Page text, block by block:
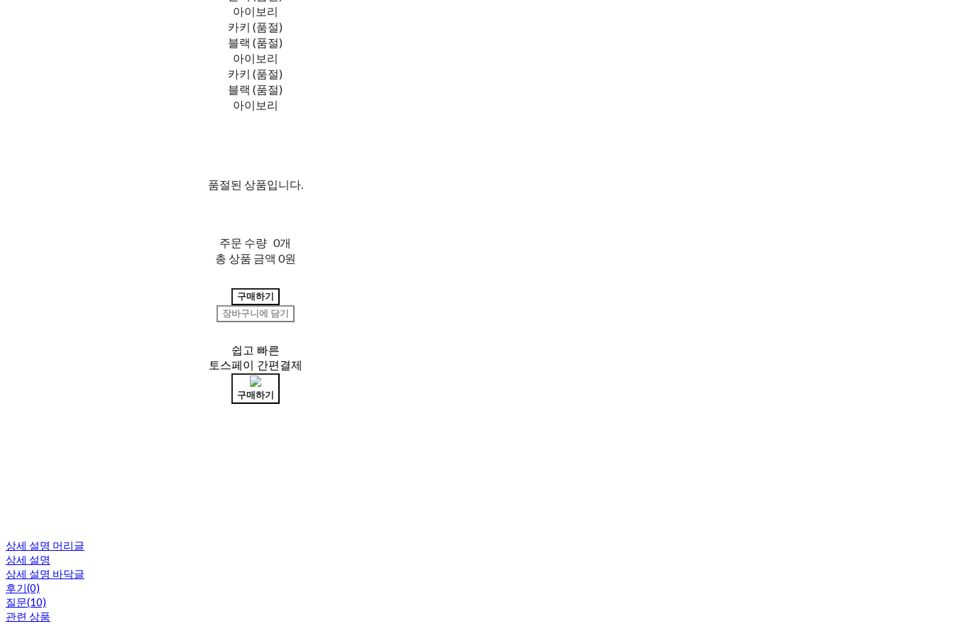
아이보리
카키 (품절)
블랙 (품절)
아이보리
카키 (품절)
블랙 (품절)
아이보리
품절된 상품입니다.
주문 수량 0개
총 상품 금액 0원
구매하기
장바구니에 담기
쉽고 빠른
토스페이 간편결제
구매하기
상세 설명 머리글
상세 설명
상세 설명 바닥글
후기(0)
질문(10)
관련 상품